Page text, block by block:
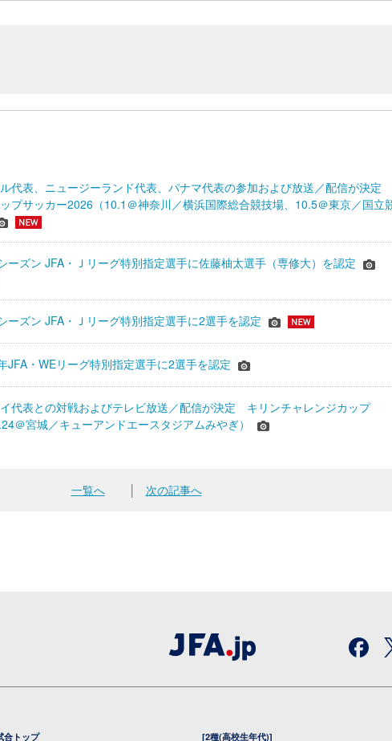
代表、ニュージーランド代表、パナマ代表の参加および放送／配信が決定
プサッカー2026（10.1＠神奈川／横浜国際総合競技場、10.5＠東京／国立
ーズン JFA・Ｊリーグ特別指定選手に佐藤柚太選手（専修大）を認定
ーズン JFA・Ｊリーグ特別指定選手に2選手を認定
JFA・WEリーグ特別指定選手に2選手を認定
代表との対戦およびテレビ放送／配信が決定 キリンチャレンジカップ
＠宮城／キューアンドエースタジアムみやぎ）
一覧へ 次の記事へ
合トップ [2種(高校生年代)]